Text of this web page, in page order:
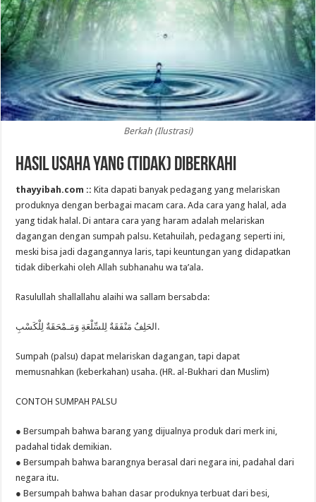
Berkah (Ilustrasi)
Hasil Usaha yang (Tidak) Diberkahi
thayyibah.com ::Kita dapati banyak pedagang yang melariskan
produknya dengan berbagai macam cara. Ada cara yang halal, ada
yang tidak halal. Di antara cara yang haram adalah melariskan
dagangan dengan sumpah palsu. Ketahuilah, pedagang seperti ini,
meski bisa jadi dagangannya laris, tapi keuntungan yang didapatkan
tidak diberkahi oleh Allah subhanahu wa ta’ala.
Rasulullah shallallahu alaihi wa sallam bersabda:
الحَلِفُ مَنْفَقَةٌ لِلسِّلْعَةِ وَمَـمْحَقَةٌ لِلْكَسْبِ.
Sumpah (palsu) dapat melariskan dagangan, tapi dapat
memusnahkan (keberkahan) usaha. (HR. al-Bukhari dan Muslim)
CONTOH SUMPAH PALSU
● Bersumpah bahwa barang yang dijualnya produk dari merk ini,
padahal tidak demikian.
● Bersumpah bahwa barangnya berasal dari negara ini, padahal dari
negara itu.
● Bersumpah bahwa bahan dasar produknya terbuat dari besi,